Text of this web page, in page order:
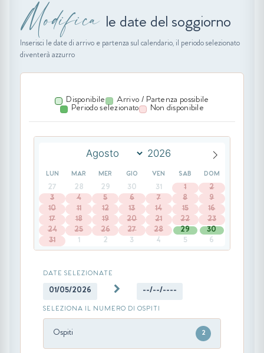
Modifica le date del soggiorno
Inserisci le date di arrivo e partenza sul calendario, il periodo selezionato
diventerà azzurro
Disponibile
Arrivo / Partenza possibile
Periodo selezionato
Non disponibile
LUN MAR MER GIO VEN SAB DOM
27 28 29 30 31 1
2
3
4 5 6 7 8
9
10
11 12 13 14 15
16
17
18 19 20 21 22
23
24
25 26 27 28 29
30
31
1 2 3 4 5 6
DATE SELEZIONATE
01/05/2026 --/--/----
SELEZIONA IL NUMERO DI OSPITI
Ospiti 2